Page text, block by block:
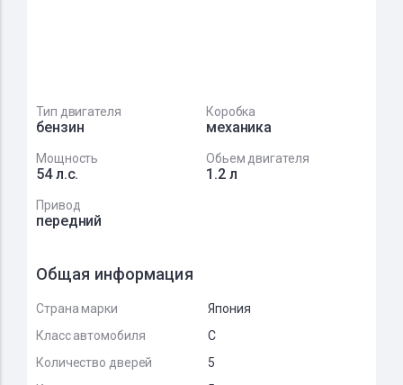
Тип двигателя
бензин
Коробка
механика
Мощность
54 л.с.
Обьем двигателя
1.2 л
Привод
передний
Общая информация
Страна марки
Япония
Класс автомобиля
C
Количество дверей
5